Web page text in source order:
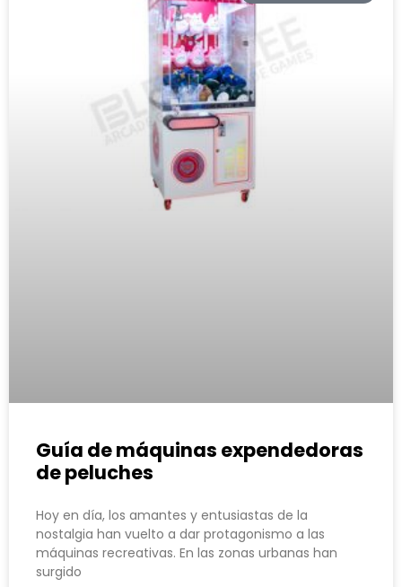
Guía de máquinas expendedoras
de peluches
Hoy en día, los amantes y entusiastas de la
nostalgia han vuelto a dar protagonismo a las
máquinas recreativas. En las zonas urbanas han
surgido